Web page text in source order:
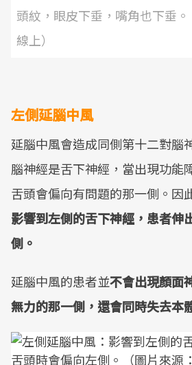
頭紋，眼皮下垂，嘴角也下垂
線上）
左側延腦中風
延腦中風會造成同側第十二對腦
腦神經是舌下神經，當出現功能
舌頭會偏向有問題的那一側。因
影響到左側的舌下神經，患者伸
側。
延腦中風的患者並不會出現顏面
無力的那一側，還會同時失去本